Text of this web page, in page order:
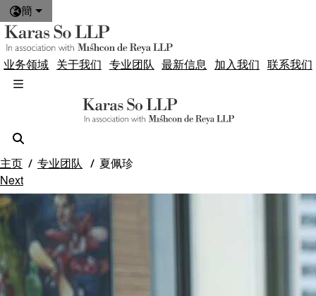
簡
业务领域 关于我们 专业团队 最新信息 加入我们 联系我们
主页 专业团队 夏佩珍
Next